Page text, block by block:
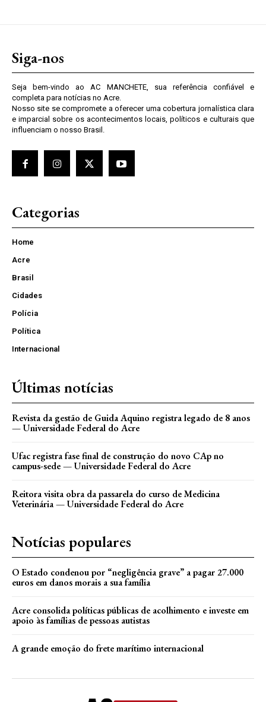
Siga-nos
Seja bem-vindo ao AC MANCHETE, sua referência confiável e
completa para notícias no Acre.
Nosso site se compromete a oferecer uma cobertura jornalística clara
e imparcial sobre os acontecimentos locais, políticos e culturais que
influenciam o nosso Brasil.
Categorias
Home
Acre
Brasil
Cidades
Polícia
Política
Internacional
Últimas notícias
Revista da gestão de Guida Aquino registra legado de 8 anos
— Universidade Federal do Acre
Ufac registra fase final de construção do novo CAp no
campus-sede — Universidade Federal do Acre
Reitora visita obra da passarela do curso de Medicina
Veterinária — Universidade Federal do Acre
Notícias populares
O Estado condenou por “negligência grave” a pagar 27.000
euros em danos morais a sua família
Acre consolida políticas públicas de acolhimento e investe em
apoio às famílias de pessoas autistas
A grande emoção do frete marítimo internacional